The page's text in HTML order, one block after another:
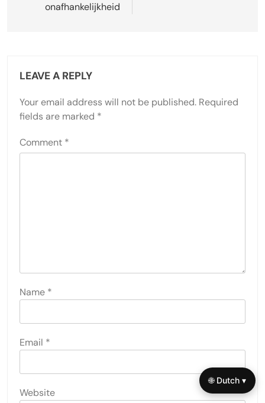
onafhankelijkheid
LEAVE A REPLY
Your email address will not be published. Required
fields are marked *
Comment *
Name *
Email *
Website
🌐 Dutch ▾